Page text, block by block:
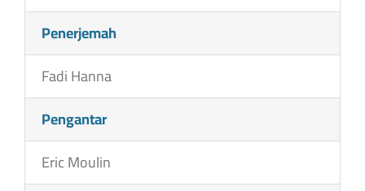
Penerjemah
Fadi Hanna
Pengantar
Eric Moulin